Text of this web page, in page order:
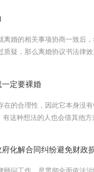
婚的相关事项协商一致后
疑，那么离婚协议书法律效
定要裸婚
在的合理性，因此它本身没
这种想法的人也会借其他方
化解合同纠纷避免财政